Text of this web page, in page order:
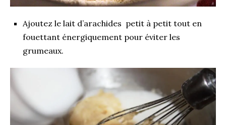
Ajoutez le lait d’arachides petit à petit tout en
fouettant énergiquement pour éviter les
grumeaux.